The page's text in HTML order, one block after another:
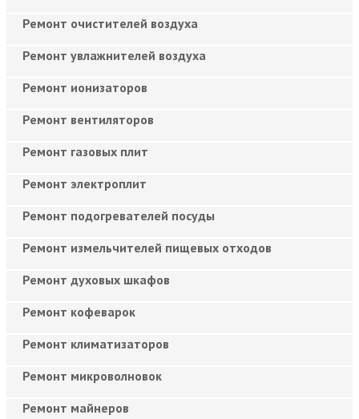
Ремонт очистителей воздуха
Ремонт увлажнителей воздуха
Ремонт ионизаторов
Ремонт вентиляторов
Ремонт газовых плит
Ремонт электроплит
Ремонт подогревателей посуды
Ремонт измельчителей пищевых отходов
Ремонт духовых шкафов
Ремонт кофеварок
Ремонт климатизаторов
Ремонт микроволновок
Ремонт майнеров